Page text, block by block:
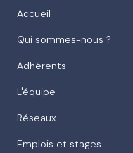
Accueil
Qui sommes-nous ?
Adhérents
L'équipe
Réseaux
Emplois et stages